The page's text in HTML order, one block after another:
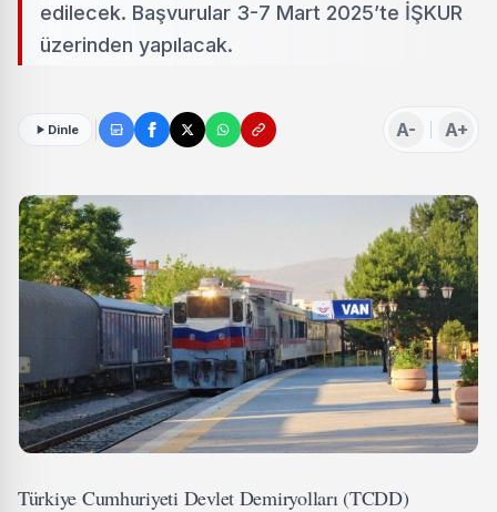
edilecek. Başvurular 3-7 Mart 2025’te İŞKUR
üzerinden yapılacak.
Dinle A- A+
Türkiye Cumhuriyeti Devlet Demiryolları (TCDD)